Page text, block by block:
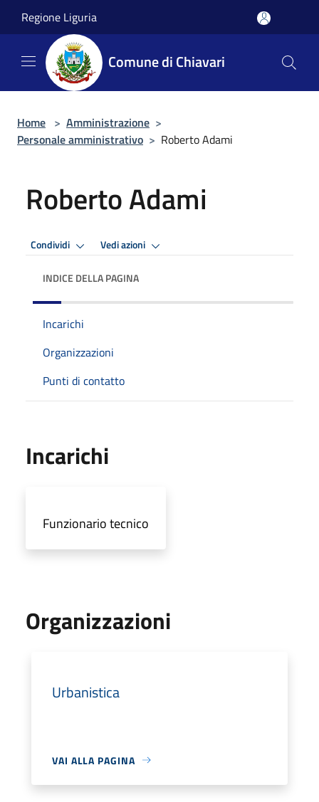
Regione Liguria
Comune di Chiavari
Home > Amministrazione >
Personale amministrativo > Roberto Adami
Roberto Adami
Condividi Vedi azioni
INDICE DELLA PAGINA
Incarichi
Organizzazioni
Punti di contatto
Incarichi
Funzionario tecnico
Organizzazioni
Urbanistica
VAI ALLA PAGINA